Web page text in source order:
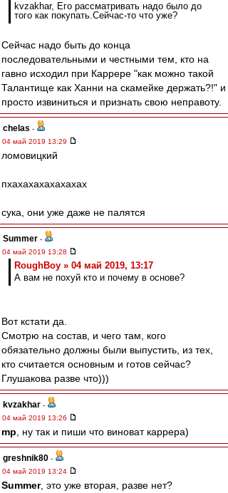
kvzakhar, Его рассматривать надо было до
того как покупать.Сейчас-то что уже?
Сейчас надо быть до конца
последовательными и честными тем, кто на
гавно исходил при Каррере "как можно такой
Талантище как Ханни на скамейке держать?!" и
просто извиниться и признать свою неправоту.
chelas -
04 май 2019 13:29
ломовицкий
пхахахахахахахах
сука, они уже даже не палятся
Summer -
04 май 2019 13:28
RoughBoy » 04 май 2019, 13:17
А вам не похуй кто и почему в основе?
Вот кстати да.
Смотрю на состав, и чего там, кого
обязательно должны были выпустить, из тех,
кто считается основным и готов сейчас?
Глушакова разве что)))
kvzakhar -
04 май 2019 13:26
mp , ну так и пиши что виноват каррера)
greshnik80 -
04 май 2019 13:24
Summer, это уже вторая, разве нет?